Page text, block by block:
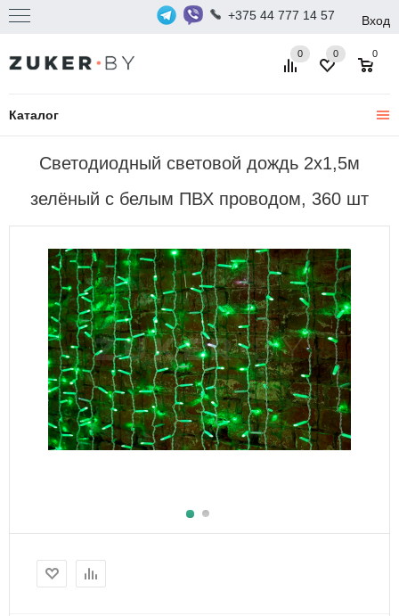
+375 44 777 14 57 Вход
Каталог
0 0
0
Светодиодный световой дождь 2х1,5м
зелёный с белым ПВХ проводом, 360 шт